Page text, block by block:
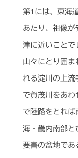
第1には、東海
あたり、祖像
津に近いことで
山々にとり囲
れる淀川の上流
で賀茂川をあ
で陸路をとれ
海・畿内南部
要害の盆地であ